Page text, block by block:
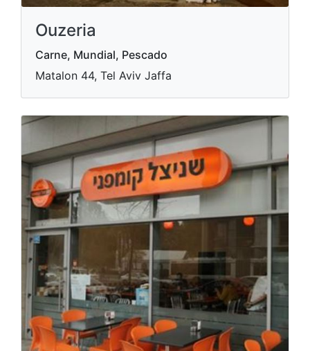
Ouzeria
Carne, Mundial, Pescado
Matalon 44, Tel Aviv Jaffa